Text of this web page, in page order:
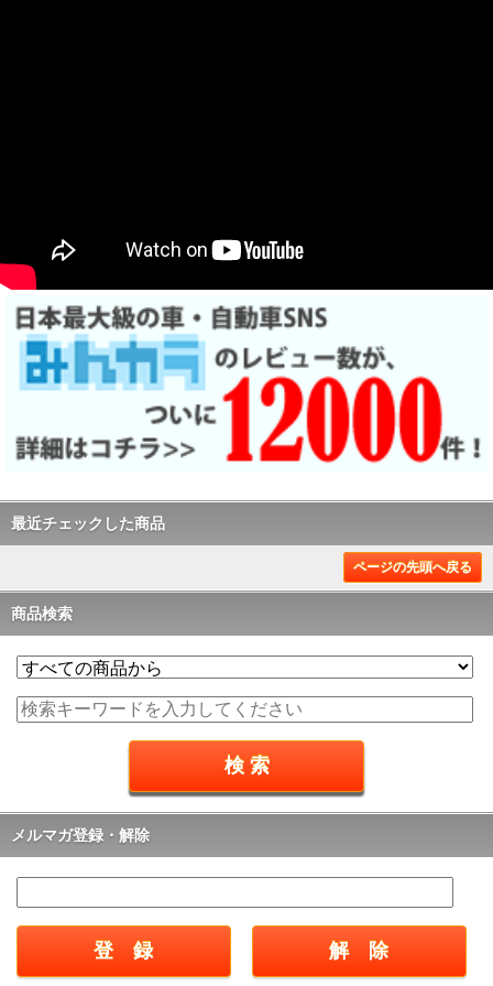
最近チェックした商品
ページの先頭へ戻る
商品検索
メルマガ登録・解除